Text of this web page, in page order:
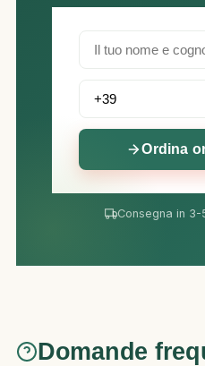
Ordina
Consegna in
Domande